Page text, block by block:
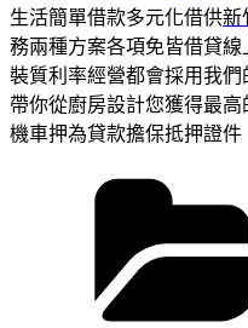
生活簡單借款多元化借供新
務兩種方案各項免皆借貸線
裝質利率經營都會採用我們
帶你從廚房設計您獲得最高
機車押為貸款擔保抵押證件